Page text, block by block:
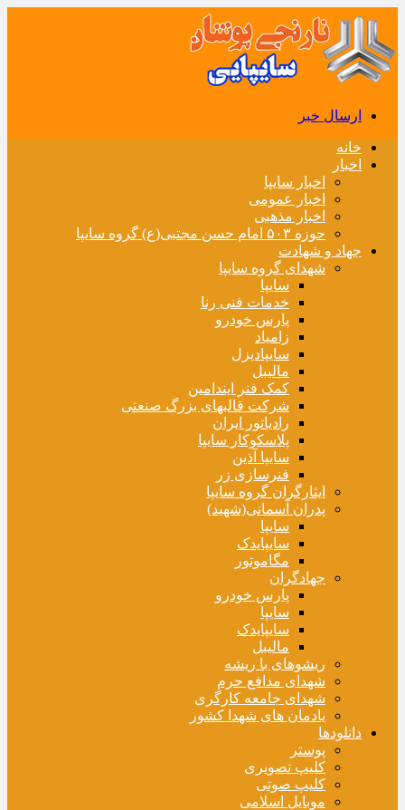
ارسال خبر
خانه
اخبار
اخبار سایپا
اخبار عمومی
اخبار مذهبی
حوزه ۵۰۳ امام حسن مجتبی(ع) گروه سایپا
جهاد و شهادت
شهدای گروه سایپا
سایپا
خدمات فنی رنا
پارس خودرو
زامیاد
سایپادیزل
مالیبل
کمک فنر ایندامین
شرکت قالبهای بزرگ صنعتی
رادیاتور ایران
پلاسکوکار سایپا
سایپا آذین
فنرسازی زر
ایثارگران گروه سایپا
پدران آسمانی(شهید)
سایپا
سایپایدک
مگاموتور
جهادگران
پارس خودرو
سایپا
سایپایدک
مالیبل
ریشوهای با ریشه
شهدای مدافع حرم
شهدای جامعه کارگری
یادمان های شهدا کشور
دانلودها
پوستر
کلیپ تصویری
کلیپ صوتی
موبایل اسلامی